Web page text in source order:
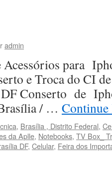
admin
Acessórios para
e Troca do CI
Conserto de
/ …
, Brasília , Distrito Federal,
da Aplle, Notebooks, TV Box_
DF, Celular, Feira dos